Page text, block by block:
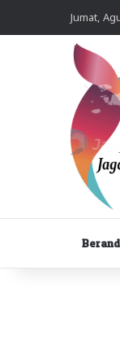
Jumat,